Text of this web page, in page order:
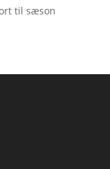
til sæson